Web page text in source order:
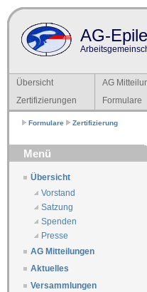
AG-
Übersicht AG
Zertifizierungen
Formulare
Formulare Zertifizierung
Menü
Übersicht
Vorstand
Satzung
Spenden
Presse
AG Mitteilungen
Aktuelles
Versammlungen